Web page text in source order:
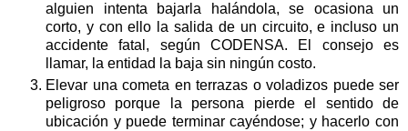
alguien intenta bajarla halándola, se ocasiona un
corto, y con ello la salida de un circuito, e incluso un
accidente fatal, según CODENSA. El consejo es
llamar, la entidad la baja sin ningún costo.
Elevar una cometa en terrazas o voladizos puede ser
peligroso porque la persona pierde el sentido de
ubicación y puede terminar cayéndose; y hacerlo con